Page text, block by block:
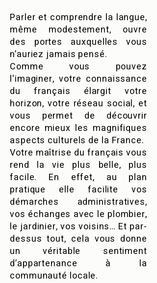
Parler et comprendre la langue,
même modestement, ouvre
des portes auxquelles vous
n’auriez jamais pensé.
Comme vous pouvez
l'imaginer, votre connaissance
du français élargit votre
horizon, votre réseau social, et
vous permet de découvrir
encore mieux les magnifiques
aspects culturels de la France.
Votre maîtrise du français vous
rend la vie plus belle, plus
facile. En effet, au plan
pratique elle facilite vos
démarches administratives,
vos échanges avec le plombier,
le jardinier, vos voisins… Et par-
dessus tout, cela vous donne
un véritable sentiment
d’appartenance à la
communauté locale.